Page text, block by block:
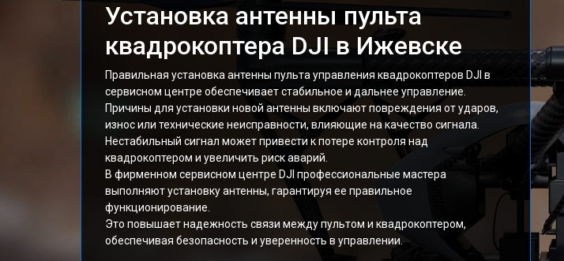
Установка антенны пульта
квадрокоптера DJI в Ижевске
Правильная установка антенны пульта управления квадрокоптеров DJI в
сервисном центре обеспечивает стабильное и дальнее управление.
Причины для установки новой антенны включают повреждения от ударов,
износ или технические неисправности, влияющие на качество сигнала.
Нестабильный сигнал может привести к потере контроля над
квадрокоптером и увеличить риск аварий.
В фирменном сервисном центре DJI профессиональные мастера
выполняют установку антенны, гарантируя ее правильное
функционирование.
Это повышает надежность связи между пультом и квадрокоптером,
обеспечивая безопасность и уверенность в управлении.